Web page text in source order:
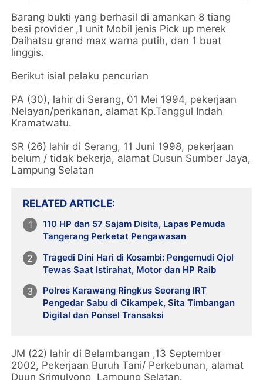
Barang bukti yang berhasil di amankan 8 tiang
besi provider ,1 unit Mobil jenis Pick up merek
Daihatsu grand max warna putih, dan 1 buat
linggis.
Berikut isial pelaku pencurian
PA (30), lahir di Serang, 01 Mei 1994, pekerjaan
Nelayan/perikanan, alamat Kp.Tanggul Indah
Kramatwatu.
SR (26) lahir di Serang, 11 Juni 1998, pekerjaan
belum / tidak bekerja, alamat Dusun Sumber Jaya,
Lampung Selatan
RELATED ARTICLE
110 HP dan 57 Sajam Disita, Lapas Pemuda
Tangerang Perketat Pengawasan
Tragedi Dini Hari di Kosambi: Pengemudi Ojol
Tewas Saat Istirahat, Motor dan HP Raib
Polres Karawang Ringkus Seorang IRT
Pengedar Sabu di Cikampek, Sita Timbangan
Digital dan Ponsel Transaksi
JM (22) lahir di Belambangan ,13 September
2002, Pekerjaan Buruh Tani/ Perkebunan, alamat
Duun Srimulyono Lampung Selatan.